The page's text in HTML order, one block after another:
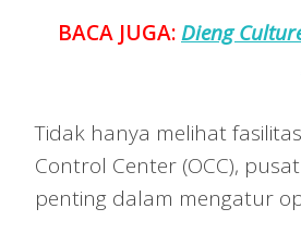
BACA JUGA:Dieng
Tidak hanya melihat
Control Center (OCC),
penting dalam mengatur